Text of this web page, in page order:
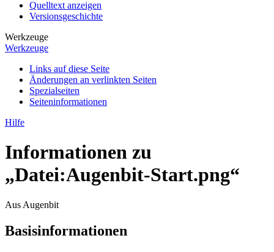
Quelltext anzeigen
Versionsgeschichte
Werkzeuge
Werkzeuge
Links auf diese Seite
Änderungen an verlinkten Seiten
Spezialseiten
Seiten­­informationen
Hilfe
Informationen zu
„Datei:Augenbit-Start.png“
Aus Augenbit
Basisinformationen